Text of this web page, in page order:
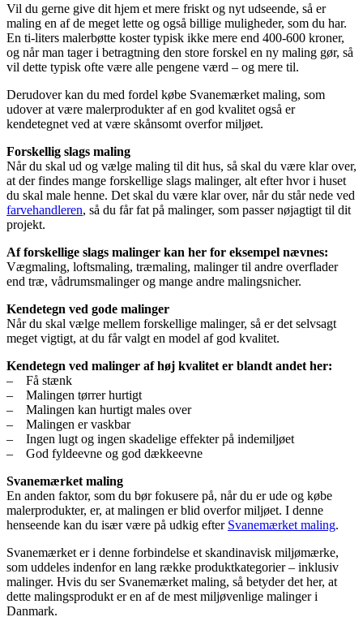
Vil du gerne give dit hjem et mere friskt og nyt udseende, så er
maling en af de meget lette og også billige muligheder, som du har.
En ti-liters malerbøtte koster typisk ikke mere end 400-600 kroner,
og når man tager i betragtning den store forskel en ny maling gør, så
vil dette typisk ofte være alle pengene værd – og mere til.
Derudover kan du med fordel købe Svanemærket maling, som
udover at være malerprodukter af en god kvalitet også er
kendetegnet ved at være skånsomt overfor miljøet.
Forskellig slags maling
Når du skal ud og vælge maling til dit hus, så skal du være klar over,
at der findes mange forskellige slags malinger, alt efter hvor i huset
du skal male henne. Det skal du være klar over, når du står nede ved
farvehandleren, så du får fat på malinger, som passer nøjagtigt til dit
projekt.
Af forskellige slags malinger kan her for eksempel nævnes:
Vægmaling, loftsmaling, træmaling, malinger til andre overflader
end træ, vådrumsmalinger og mange andre malingsnicher.
Kendetegn ved gode malinger
Når du skal vælge mellem forskellige malinger, så er det selvsagt
meget vigtigt, at du får valgt en model af god kvalitet.
Kendetegn ved malinger af høj kvalitet er blandt andet her:
– Få stænk
– Malingen tørrer hurtigt
– Malingen kan hurtigt males over
– Malingen er vaskbar
– Ingen lugt og ingen skadelige effekter på indemiljøet
– God fyldeevne og god dækkeevne
Svanemærket maling
En anden faktor, som du bør fokusere på, når du er ude og købe
malerprodukter, er, at malingen er blid overfor miljøet. I denne
henseende kan du især være på udkig efter Svanemærket maling.
Svanemærket er i denne forbindelse et skandinavisk miljømærke,
som uddeles indenfor en lang række produktkategorier – inklusiv
malinger. Hvis du ser Svanemærket maling, så betyder det her, at
dette malingsprodukt er en af de mest miljøvenlige malinger i
Danmark.